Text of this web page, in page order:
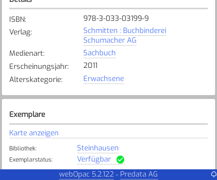
ISBN:
978-3-033-03199-9
Verlag:
Schmitten : Buchbinderei
Schumacher AG
Medienart:
Sachbuch
Erscheinungsjahr:
2011
Alterskategorie: Erwachsene
Exemplare
Karte anzeigen
Bibliothek: Steinhausen
Exemplarstatus:
Verfügbar
webOpac 5.2.122 - Predata AG